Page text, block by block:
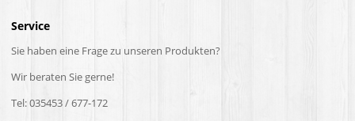
Service
Sie haben eine Frage zu unseren Produkten?
Wir beraten Sie gerne!
Tel: 035453 / 677-172